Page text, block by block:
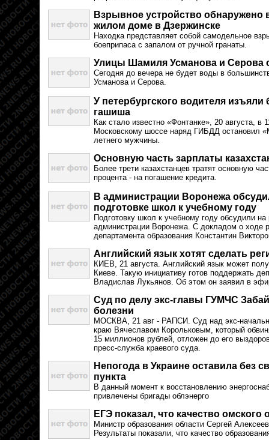
Взрывное устройство обнаружено
жилом доме в Дзержинске
Находка представляет собой самодельное
боеприпаса с запалом от ручной гранаты.
Улицы Шамиля Усманова и Серова
Сегодня до вечера не будет воды в
Усманова и Серова.
У петербургского водителя
гашиша
Как стало известно «Фонтанке», 20 августа,
Московскому шоссе наряд ГИБДД остановил
летнего мужчины.
Основную часть зарплаты
Более трети казахстанцев тратят основную
процента - на погашение кредита.
В администрации Воронежа
подготовке школ к учебному году
Подготовку школ к учебному году обсудили
администрации Воронежа. С докладом о ходе
департамента образования Константин
Английский язык хотят сделать
КИЕВ, 21 августа. Английский язык может
Киеве. Такую инициативу готов поддержать
Владислав Лукьянов. Об этом он заявил в
Суд по делу экс-главы ГУМЧС
болезни
МОСКВА, 21 авг - РАПСИ. Суд над экс-
краю Вячеславом Корольковым, который
15 миллионов рублей, отложен до его
пресс-служба краевого суда.
Непогода в Украине оставила без
пункта
В данный момент к восстановлению
привлечены бригады облэнерго
ЕГЭ показал, что качество омского
Министр образования области Сергей
Результаты показали, что качество